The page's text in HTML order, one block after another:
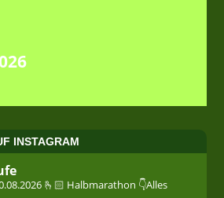
INSTAGRAM
🫰🏻 Halbmarathon 👇Alles